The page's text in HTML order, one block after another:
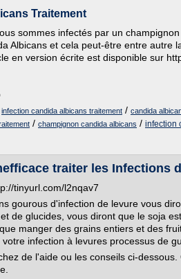
Traitement
sommes infectés par un
Albicans et cela peut-être entre autre
en version écrite est disponible sur
infection candida albicans traitement / candida
/ champignon candida albicans / infection
traiter les Infections
tinyurl.com/l2nqav7
gourous d'infection de levure vous
de glucides, vous diront que le soja
manger des grains entiers et des
infection à levures processus de
de l'aide ou les conseils ci-